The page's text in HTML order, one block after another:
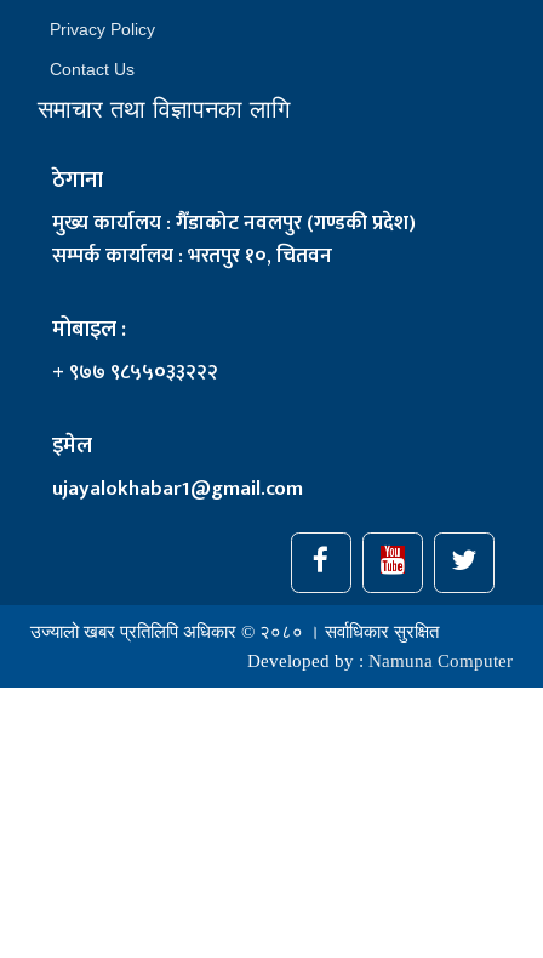
Privacy Policy
Contact Us
समाचार तथा विज्ञापनका लागि
ठेगाना
मुख्य कार्यालय : गैँडाकोट नवलपुर (गण्डकी प्रदेश)
सम्पर्क कार्यालय : भरतपुर १०, चितवन
मोबाइल :
+ ९७७ ९८५५०३३२२२
इमेल
ujayalokhabar1@gmail.com
उज्यालो खबर प्रतिलिपि अधिकार © २०८० । सर्वाधिकार सुरक्षित
Developed by : Namuna Computer